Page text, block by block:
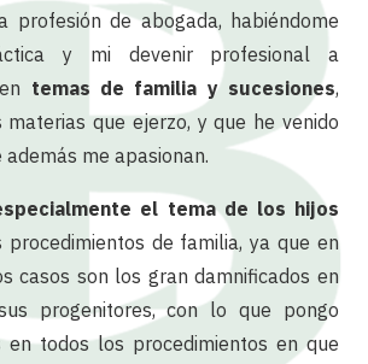
profesión de abogada, habiéndome
y mi devenir profesional a
temas de familia y sucesiones,
que ejerzo, y que he venido
además me apasionan.
el tema de los hijos
procedimientos de familia, ya que en
casos son los gran damnificados en
progenitores, con lo que pongo
en todos los procedimientos en que